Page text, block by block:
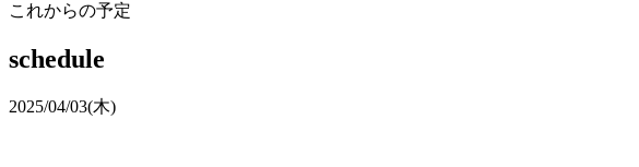
これからの予定
schedule
2025/04/03(木)